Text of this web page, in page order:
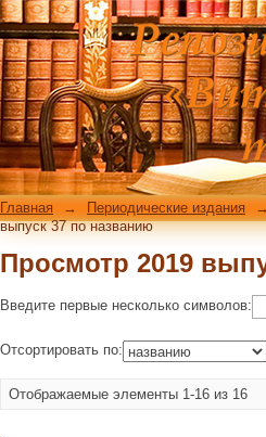
Просмотр 2019
Главная → Периодические издания →
выпуск 37 по названию
Просмотр 2019
Введите первые несколько символов:
Отсортировать по:
Отображаемые элементы 1-16 из 16